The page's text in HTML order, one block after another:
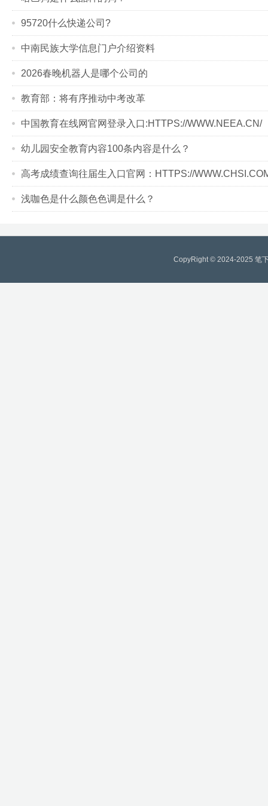
95720什么快递公司?
中南民族大学信息门户介绍资料
2026春晚机器人是哪个公司的
教育部：将有序推动中考改革
中国教育在线网官网登录入口:HTTPS://WWW.NEEA.CN/
幼儿园安全教育内容100条内容是什么？
高考成绩查询往届生入口官网：HTTPS://
浅咖色是什么颜色色调是什么？
CopyRight © 2024-2025 笔